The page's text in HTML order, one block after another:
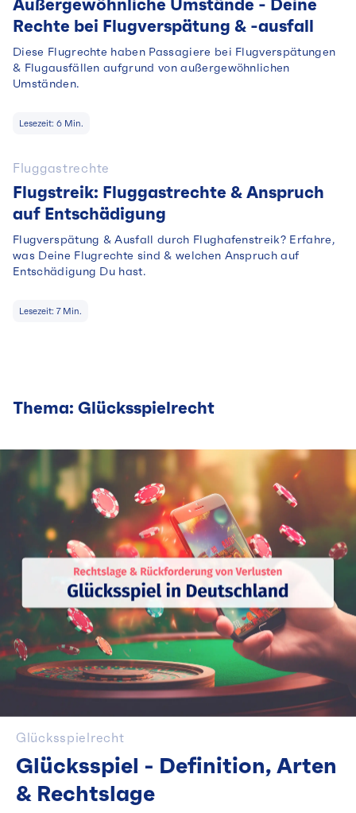
Außergewöhnliche Umstände - Deine
Rechte bei Flugverspätung & -ausfall
Diese Flugrechte haben Passagiere bei Flugverspätungen
& Flugausfällen aufgrund von außergewöhnlichen
Umständen.
Lesezeit: 6 Min.
Fluggastrechte
Flugstreik: Fluggastrechte & Anspruch
auf Entschädigung
Flugverspätung & Ausfall durch Flughafenstreik? Erfahre,
was Deine Flugrechte sind & welchen Anspruch auf
Entschädigung Du hast.
Lesezeit: 7Min.
Thema: Glücksspielrecht
Glücksspielrecht
Glücksspiel - Definition, Arten
& Rechtslage